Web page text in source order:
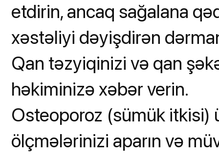
etdirin, ancaq sağalana
xəstəliyi dəyişdirən
Qan təzyiqinizi və qan
həkiminizə xəbər verin.
Osteoporoz (sümük
ölçmələrinizi aparın və